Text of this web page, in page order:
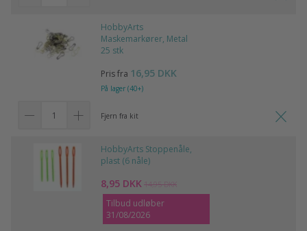
HobbyArts
Maskemarkører, Metal
25 stk
Pris fra 16,95 DKK
På lager (40+)
Fjern fra kit
HobbyArts Stoppenåle,
plast (6 nåle)
8,95 DKK 14,95 DKK
Tilbud udløber
31/08/2026